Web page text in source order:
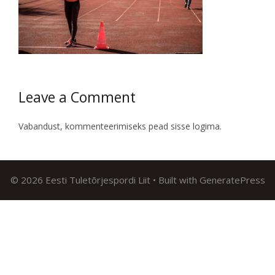
Leave a Comment
Vabandust, kommenteerimiseks pead sisse logima.
© 2026 Eesti Tuletõrjespordi Liit• Built with GeneratePress